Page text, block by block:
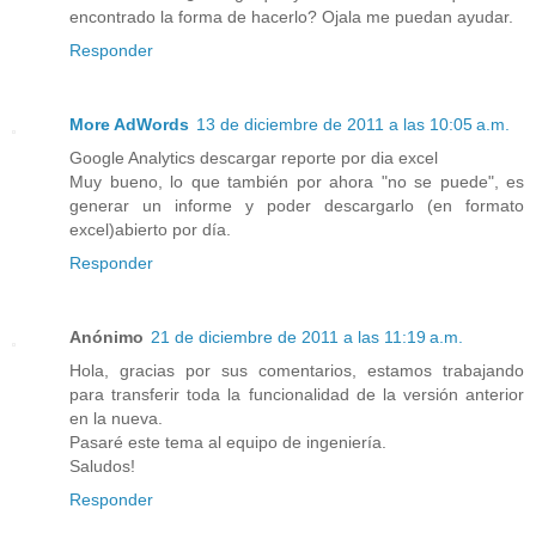
encontrado la forma de hacerlo? Ojala me puedan ayudar.
Responder
More AdWords 13 de diciembre de 2011 a las 10:05 a.m.
Google Analytics descargar reporte por dia excel
Muy bueno, lo que también por ahora "no se puede", es
generar un informe y poder descargarlo (en formato
excel)abierto por día.
Responder
Anónimo 21 de diciembre de 2011 a las 11:19 a.m.
Hola, gracias por sus comentarios, estamos trabajando
para transferir toda la funcionalidad de la versión anterior
en la nueva.
Pasaré este tema al equipo de ingeniería.
Saludos!
Responder